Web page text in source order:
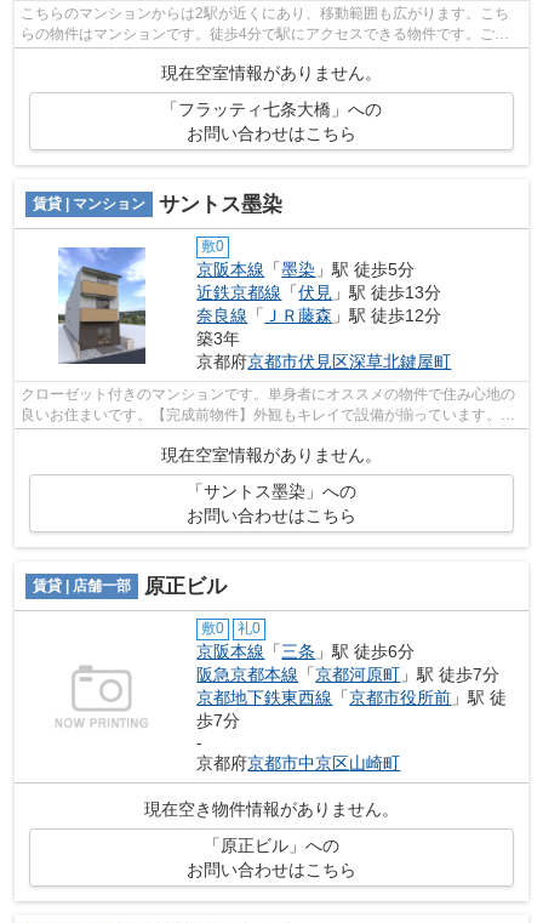
こちらのマンションからは2駅が近くにあり、移動範囲も広がります。こち
らの物件はマンションです。徒歩4分で駅にアクセスできる物件です。ご希
望の賃貸物件が見つからなくてお困りの...
現在空室情報がありません。
「フラッティ七条大橋」への
お問い合わせはこちら
賃貸 | マンション サントス墨染
敷0
京阪本線 「墨染 」駅 徒歩5分
近鉄京都線 「伏見 」駅 徒歩13分
奈良線 「 ＪＲ藤森 」駅 徒歩12分
築3年
京都府京都市伏見区深草北鍵屋町
クローゼット付きのマンションです。単身者にオススメの物件で住み心地の
良いお住まいです。【完成前物件】外観もキレイで設備が揃っています。駐
現在空室情報がありません。
「サントス墨染」への
お問い合わせはこちら
賃貸 | 店舗一部 原正ビル
敷0 礼0
京阪本線 「三条 」駅 徒歩6分
阪急京都本線 「京都河原町 」駅 徒歩7分
京都地下鉄東西線 「京都市役所前 」駅 徒
歩7分
-
京都府京都市中京区山崎町
現在空き物件情報がありません。
「原正ビル」への
お問い合わせはこちら